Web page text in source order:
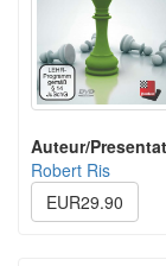
Auteur/
Robert Ris
EUR29.90